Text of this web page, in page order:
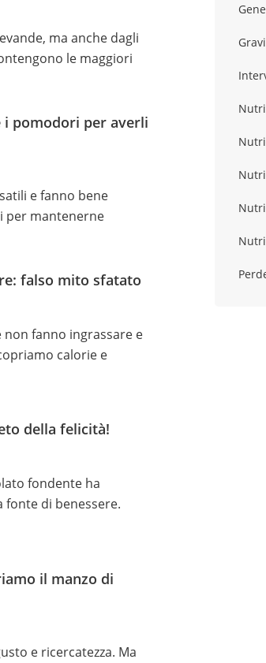
ma anche dagli
le maggiori
i pomodori per averli
e fanno bene
per mantenerne
falso mito sfatato
non fanno ingrassare e
calorie e
della felicità!
fondente ha
di benessere.
il manzo di
e ricercatezza. Ma